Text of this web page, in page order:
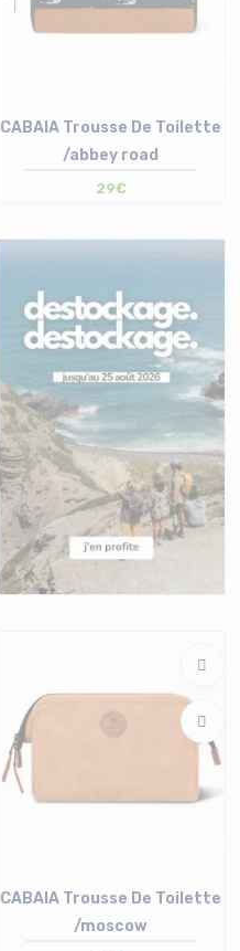
CABAIA Trousse De Toilette
/abbey road
29€
CABAIA Trousse De Toilette
/moscow